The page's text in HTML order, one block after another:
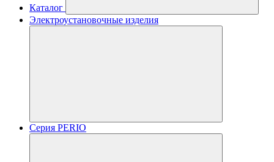
Каталог
Электроустановочные изделия
Серия PERIO